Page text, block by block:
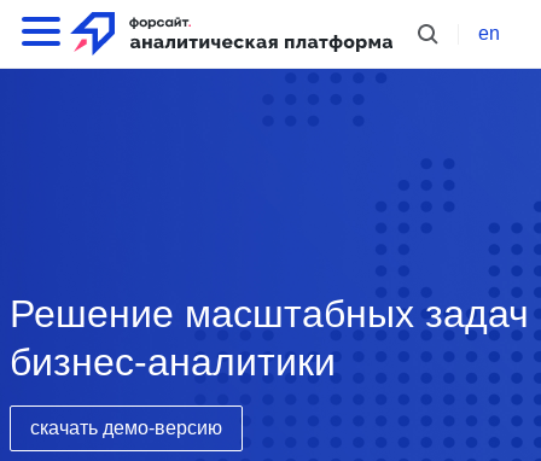
en
Решение масштабных задач
бизнес-аналитики
скачать демо-версию